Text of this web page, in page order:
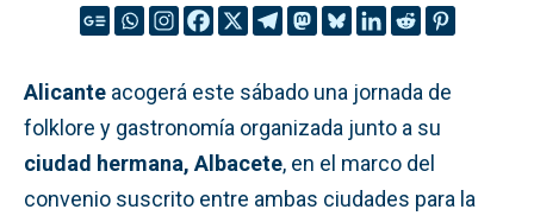
Alicante acogerá este sábado una jornada de
folklore y gastronomía organizada junto a su
ciudad hermana, Albacete, en el marco del
convenio suscrito entre ambas ciudades para la